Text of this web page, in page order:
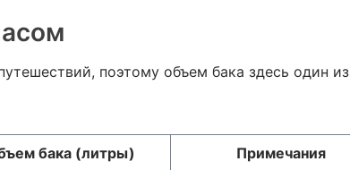
поэтому объем бака здесь один из
бака (литры) Примечания